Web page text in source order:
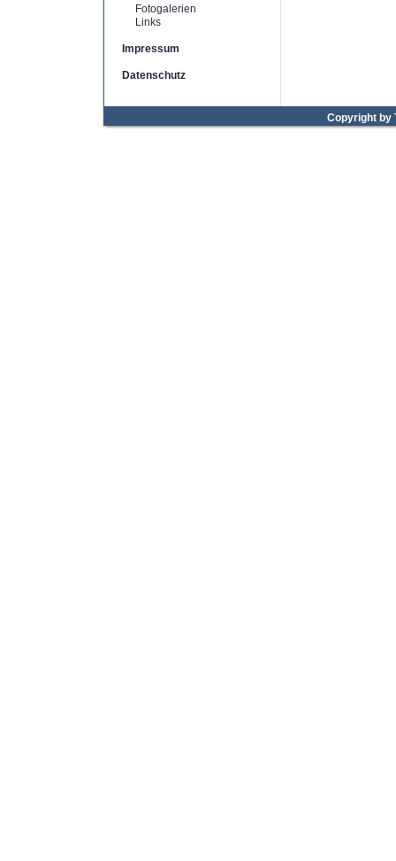
Fotogalerien
Links
Impressum
Datenschutz
Copyright by